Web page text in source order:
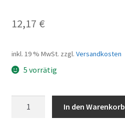
12,17 €
inkl. 19 % MwSt. zzgl. Versandkosten
5 vorrätig
In den Warenkorb